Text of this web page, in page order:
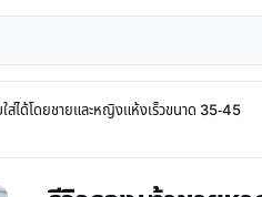
ใส่ได้โดยชายและหญิงแห้งเร็วขนาด 35-45